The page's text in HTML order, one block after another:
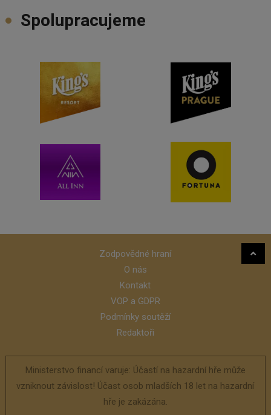
Spolupracujeme
Zodpovědné hraní
O nás
Kontakt
VOP a GDPR
Podmínky soutěží
Redaktoři
Ministerstvo financí varuje: Účastí na hazardní hře může
vzniknout závislost! Účast osob mladších 18 let na hazardní
hře je zakázána.